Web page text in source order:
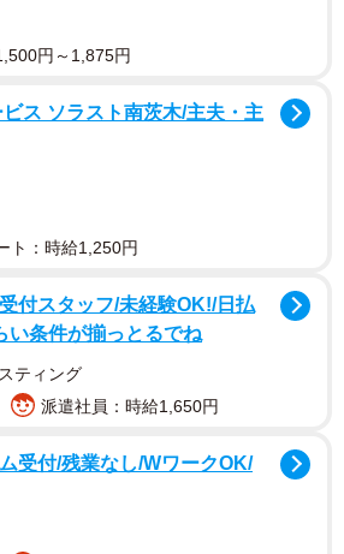
円～1,875円
ス ソラスト南茨木/主夫・主
ト：時給1,250円
付スタッフ/未経験OK!/日払
い条件が揃っとるでね
ティング
派遣社員：時給1,650円
受付/残業なし/WワークOK/